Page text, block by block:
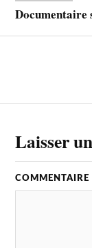
Laisser
COMMENTAIRE